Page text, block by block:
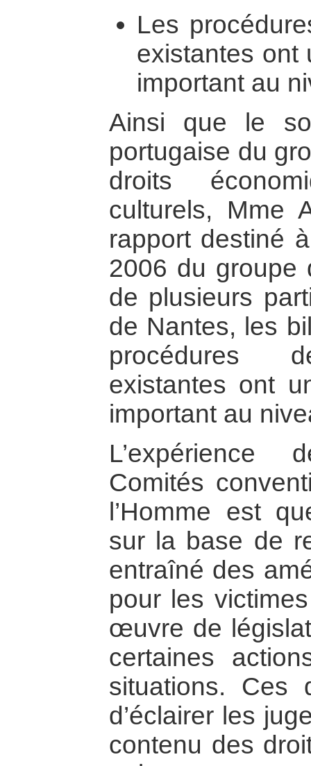
Les
existantes ont
important au
Ainsi que le
portugaise du
droits
culturels, Mme
rapport destiné
2006 du groupe
de plusieurs
de Nantes, les
procédures
existantes ont
important au
L’expérience
Comités
l’Homme est
sur la base de
entraîné des
pour les
œuvre de
certaines
situations. Ces
d’éclairer les
contenu des